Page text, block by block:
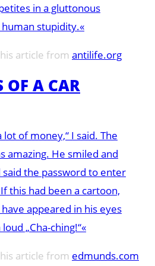
in a gluttonous
stupidity.«
article from antilife.org
OF A CAR
lot of money,“ I said. The
amazing. He smiled and
said the password to enter
this had been a cartoon,
appeared in his eyes
„Cha-ching!“«
article from edmunds.com